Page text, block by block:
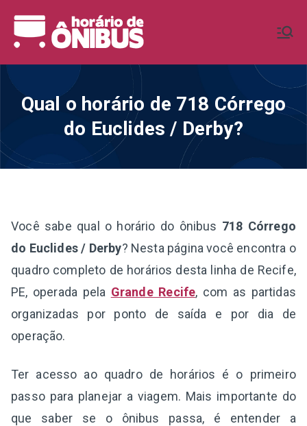
para
Ônibus BR
Horários de Ônibus de todo o
Qual o horário de 718 Córrego
do Euclides / Derby?
Você sabe qual o horário do ônibus 718 Córrego
do Euclides / Derby? Nesta página você encontra o
quadro completo de horários desta linha de Recife,
PE, operada pela Grande Recife, com as partidas
organizadas por ponto de saída e por dia de
operação.
Ter acesso ao quadro de horários é o primeiro
passo para planejar a viagem. Mais importante do
que saber se o ônibus passa, é entender a